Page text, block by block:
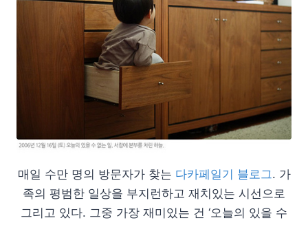
매일 수만 명의 방문자가 찾는 다카페일기 블로그. 가
족의 평범한 일상을 부지런하고 재치있는 시선으로
그리고 있다. 그중 가장 재미있는 건 ‘오늘의 있을 수